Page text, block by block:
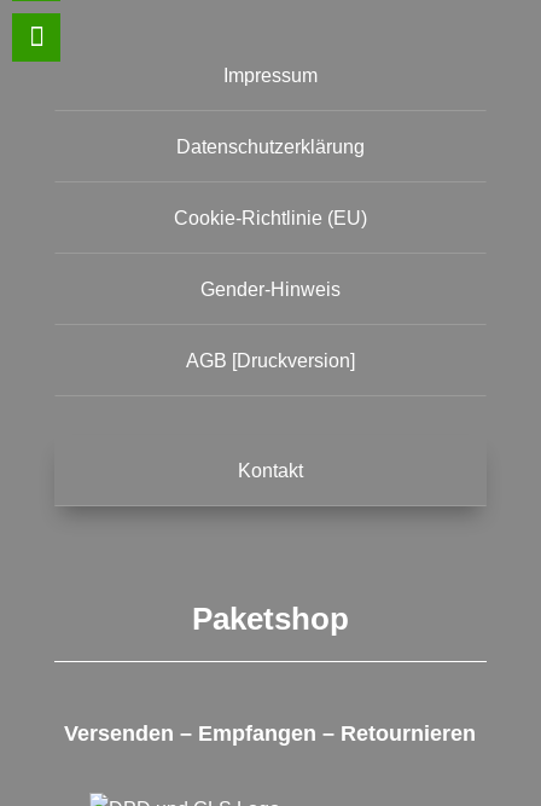
Impressum
Datenschutzerklärung
Cookie-Richtlinie (EU)
Gender-Hinweis
AGB [Druckversion]
Kontakt
Paketshop
Versenden – Empfangen – Retournieren